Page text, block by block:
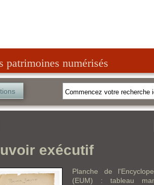
patrimoines numérisés
exécutif
Planche de
(EUM) : tableau